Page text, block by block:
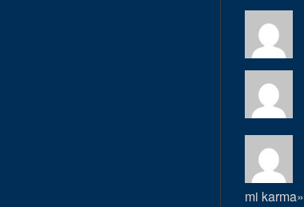
mi karma»